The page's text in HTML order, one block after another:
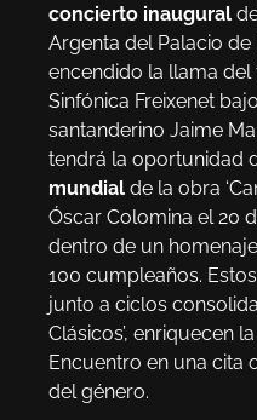
concierto inaugural
Argenta del Palacio de
encendido la llama
Sinfónica Freixenet
santanderino Jaime
tendrá la oportunidad
mundial de la obra
Óscar Colomina el 20
dentro de un
100 cumpleaños.
junto a ciclos
Clásicos’, enriquecen
Encuentro en una cita
del género.